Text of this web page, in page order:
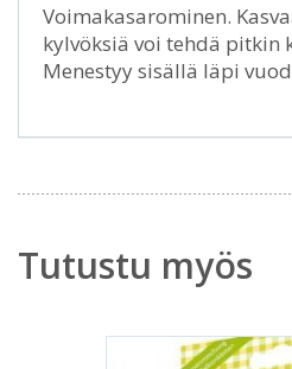
Voimakasarominen.
kylvöksiä voi tehdä pitkin
Menestyy sisällä läpi
Tutustu myös